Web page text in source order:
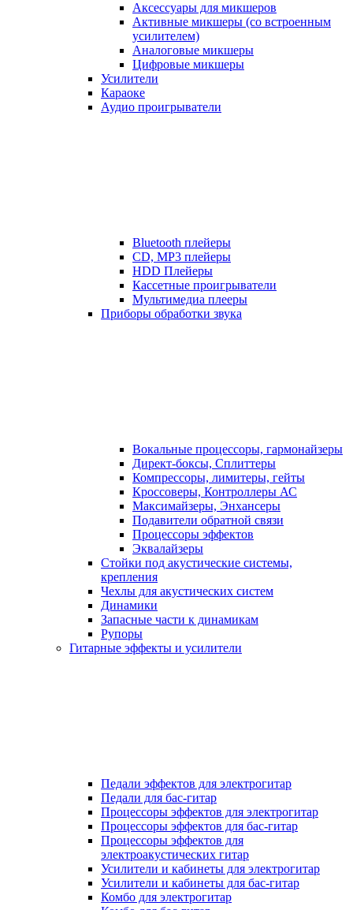
Аксессуары для микшеров
Активные микшеры (со встроенным
усилителем)
Аналоговые микшеры
Цифровые микшеры
Усилители
Караоке
Аудио проигрыватели
Bluetooth плейеры
CD, MP3 плейеры
HDD Плейеры
Кассетные проигрыватели
Мультимедиа плееры
Приборы обработки звука
Вокальные процессоры, гармонайзеры
Директ-боксы, Сплиттеры
Компрессоры, лимитеры, гейты
Кроссоверы, Контроллеры АС
Максимайзеры, Энхансеры
Подавители обратной связи
Процессоры эффектов
Эквалайзеры
Стойки под акустические системы,
крепления
Чехлы для акустических систем
Динамики
Запасные части к динамикам
Рупоры
Гитарные эффекты и усилители
Педали эффектов для электрогитар
Педали для бас-гитар
Процессоры эффектов для электрогитар
Процессоры эффектов для бас-гитар
Процессоры эффектов для
электроакустических гитар
Усилители и кабинеты для электрогитар
Усилители и кабинеты для бас-гитар
Комбо для электрогитар